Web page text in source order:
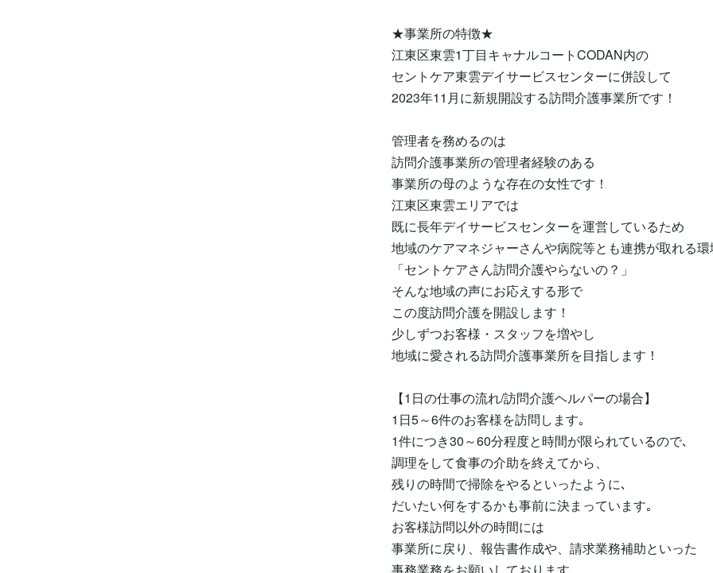
★事業所の特徴★
江東区東雲1丁目キャナルコートCODAN内の
セントケア東雲デイサービスセンターに併設して
2023年11月に新規開設する訪問介護事業所です！
管理者を務めるのは
訪問介護事業所の管理者経験のある
事業所の母のような存在の女性です！
江東区東雲エリアでは
既に長年デイサービスセンターを運営しているため
地域のケアマネジャーさんや病院等とも連携が取れる
「セントケアさん訪問介護やらないの？」
そんな地域の声にお応えする形で
この度訪問介護を開設します！
少しずつお客様・スタッフを増やし
地域に愛される訪問介護事業所を目指します！
【1日の仕事の流れ/訪問介護ヘルパーの場合】
1日5～6件のお客様を訪問します｡
1件につき30～60分程度と時間が限られているので､
調理をして食事の介助を終えてから、
残りの時間で掃除をやるといったように､
だいたい何をするかも事前に決まっています｡
お客様訪問以外の時間には
事業所に戻り、報告書作成や、請求業務補助といった